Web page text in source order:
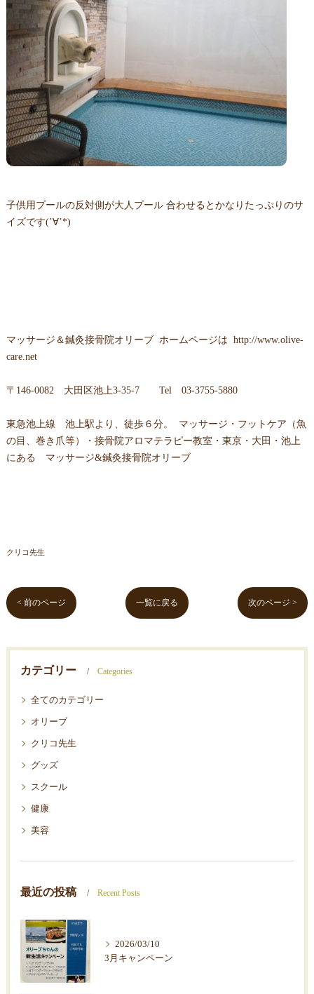
子供用プールの反対側が大人プール 合わせるとかなりたっぷりのサ
イズです(’∀’*)
マッサージ＆鍼灸接骨院オリーブ ホームページは http://www.olive-
care.net
〒146-0082 大田区池上3-35-7 Tel 03-3755-5880
東急池上線 池上駅より、徒歩６分。 マッサージ・フットケア（魚
の目、巻き爪等）・接骨院アロマテラピー教室・東京・大田・池上
にある マッサージ&鍼灸接骨院オリーブ
クリコ先生
< 前のページ 一覧に戻る 次のページ >
カテゴリー Categories
全てのカテゴリー
オリーブ
クリコ先生
グッズ
スクール
健康
美容
最近の投稿 Recent Posts
2026/03/10
3月キャンペーン